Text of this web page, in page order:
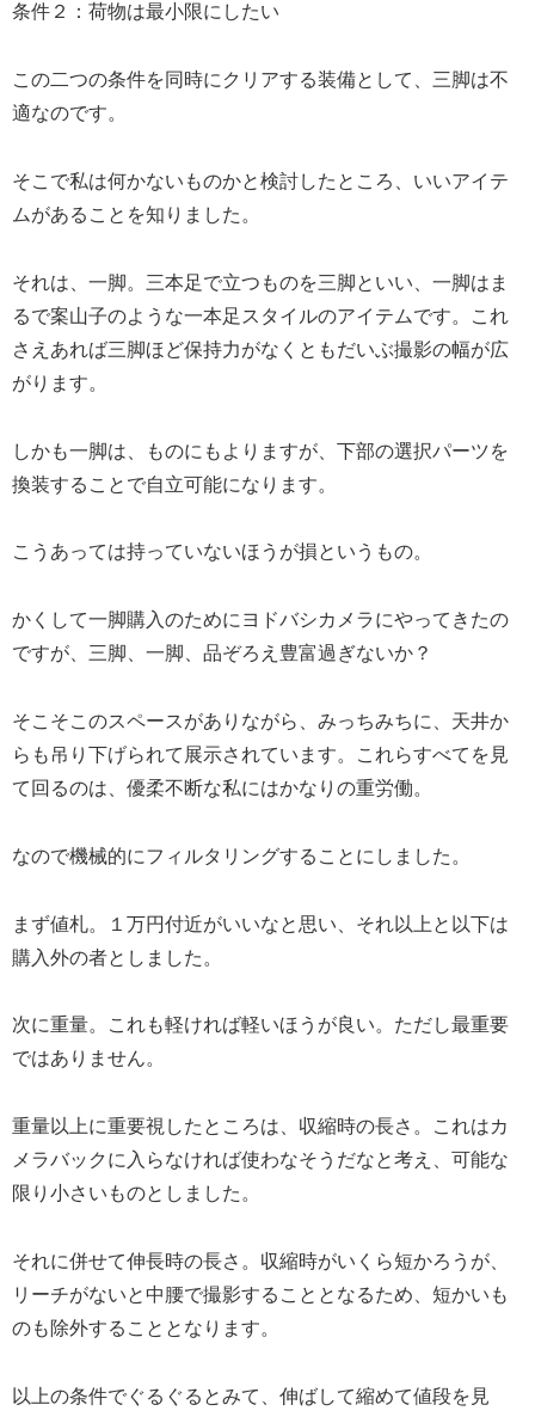
条件２：荷物は最小限にしたい
この二つの条件を同時にクリアする装備として、三脚は不
適なのです。
そこで私は何かないものかと検討したところ、いいアイテ
ムがあることを知りました。
それは、一脚。三本足で立つものを三脚といい、一脚はま
るで案山子のような一本足スタイルのアイテムです。これ
さえあれば三脚ほど保持力がなくともだいぶ撮影の幅が広
がります。
しかも一脚は、ものにもよりますが、下部の選択パーツを
換装することで自立可能になります。
こうあっては持っていないほうが損というもの。
かくして一脚購入のためにヨドバシカメラにやってきたの
ですが、三脚、一脚、品ぞろえ豊富過ぎないか？
そこそこのスペースがありながら、みっちみちに、天井か
らも吊り下げられて展示されています。これらすべてを見
て回るのは、優柔不断な私にはかなりの重労働。
なので機械的にフィルタリングすることにしました。
まず値札。１万円付近がいいなと思い、それ以上と以下は
購入外の者としました。
次に重量。これも軽ければ軽いほうが良い。ただし最重要
ではありません。
重量以上に重要視したところは、収縮時の長さ。これはカ
メラバックに入らなければ使わなそうだなと考え、可能な
限り小さいものとしました。
それに併せて伸長時の長さ。収縮時がいくら短かろうが、
リーチがないと中腰で撮影することとなるため、短かいも
のも除外することとなります。
以上の条件でぐるぐるとみて、伸ばして縮めて値段を見